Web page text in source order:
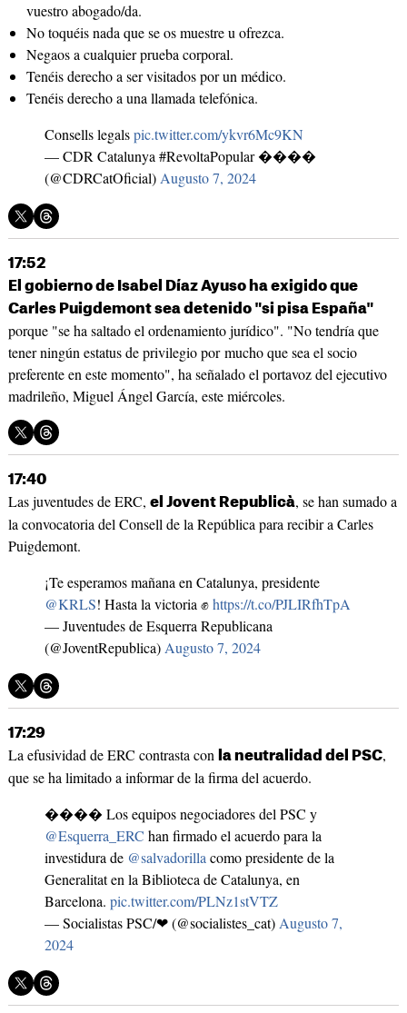
vuestro abogado/da.
No toquéis nada que se os muestre u ofrezca.
Negaos a cualquier prueba corporal.
Tenéis derecho a ser visitados por un médico.
Tenéis derecho a una llamada telefónica.
Consells legalspic.twitter.com/ykvr6Mc9KN
— CDR Catalunya #RevoltaPopular ����
(@CDRCatOficial)Augusto 7, 2024
17:52
El gobierno de Isabel Díaz Ayuso ha exigido que
Carles Puigdemont sea detenido "si pisa España"
porque "se ha saltado el ordenamiento jurídico". "No tendría que
tener ningún estatus de privilegio por mucho que sea el socio
preferente en este momento", ha señalado el portavoz del ejecutivo
madrileño, Miguel Ángel García, este miércoles.
17:40
Las juventudes de ERC, el Jovent Republicà, se han sumado a
la convocatoria del Consell de la República para recibir a Carles
Puigdemont.
¡Te esperamos mañana en Catalunya, presidente
@KRLS! Hasta la victoria ✊https://t.co/PJLIRfhTpA
— Juventudes de Esquerra Republicana
(@JoventRepublica)Augusto 7, 2024
17:29
La efusividad de ERC contrasta con la neutralidad del PSC,
que se ha limitado a informar de la firma del acuerdo.
���� Los equipos negociadores del PSC y
@Esquerra_ERC han firmado el acuerdo para la
investidura de @salvadorillacomo presidente de la
Generalitat en la Biblioteca de Catalunya, en
Barcelona. pic.twitter.com/PLNz1stVTZ
— Socialistas PSC/❤ (@socialistes_cat)Augusto 7,
2024